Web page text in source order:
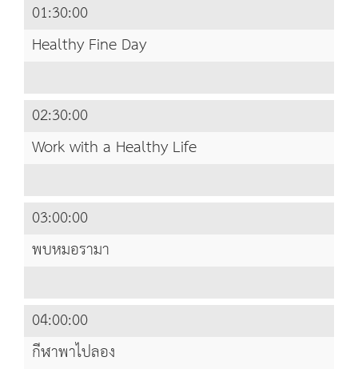
01:30:00
Healthy Fine Day
02:30:00
Work with a Healthy Life
03:00:00
พบหมอรามา
04:00:00
กีฬาพาไปลอง